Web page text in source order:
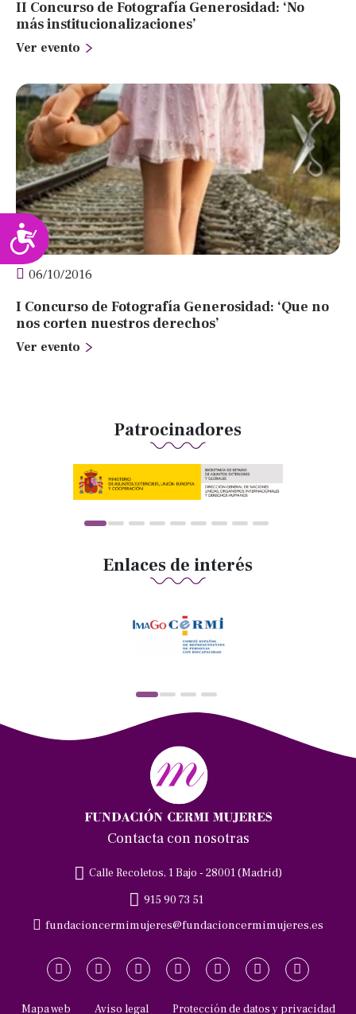
Accesibilidad
II Concurso de Fotografía Generosidad: ‘No
más institucionalizaciones’
Ver evento
06/10/2016
I Concurso de Fotografía Generosidad: ‘Que no
nos corten nuestros derechos’
Ver evento
Patrocinadores
Enlaces de interés
Contacta con nosotras
Calle Recoletos, 1 Bajo - 28001 (Madrid)
915 90 73 51
fundacioncermimujeres@fundacioncermimujeres.es
Mapa web Aviso legal Protección de datos y privacidad